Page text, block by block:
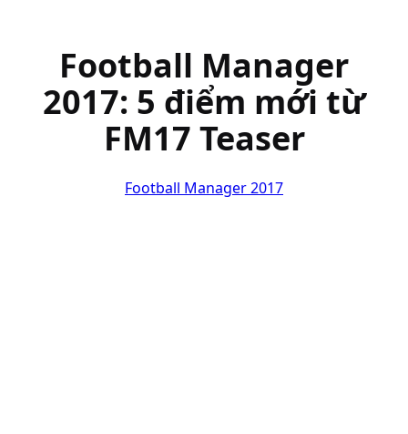
Football Manager
2017: 5 điểm mới từ
FM17 Teaser
Football Manager 2017